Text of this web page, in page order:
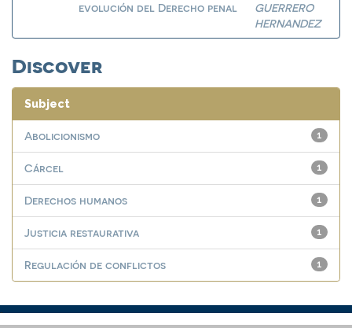
evolución del Derecho penal
GUERRERO
HERNANDEZ
Discover
Subject
1
Abolicionismo
1
Cárcel
1
Derechos humanos
1
Justicia restaurativa
1
Regulación de conflictos